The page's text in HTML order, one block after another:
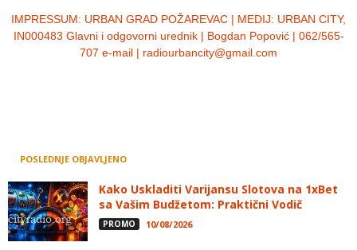
IMPRESSUM: URBAN GRAD POŽAREVAC | MEDIJ: URBAN CITY,
IN000483 Glavni i odgovorni urednik | Bogdan Popović | 062/565-
707 e-mail | radiourbancity@gmail.com
POSLEDNJE OBJAVLJENO
Kako Uskladiti Varijansu Slotova na 1xBet
sa Vašim Budžetom: Praktični Vodič
PROMO 10/08/2026